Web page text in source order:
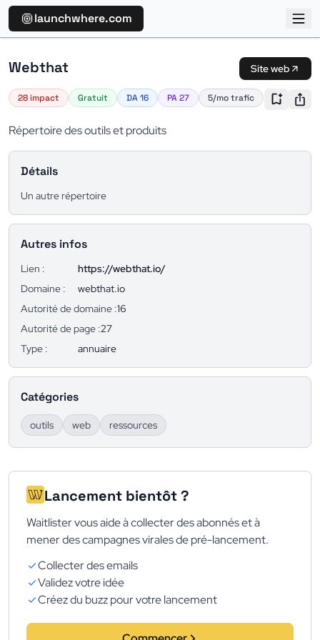
launchwhere.com
Webthat Site web
28 impact Gratuit DA 16 PA 27 5/mo trafic
Répertoire des outils et produits
Détails
Un autre répertoire
Autres infos
Lien :
https://webthat.io/
Domaine :
webthat.io
Autorité de domaine :16
Autorité de page :27
Type :
annuaire
Catégories
outils web ressources
Lancement bientôt ?
Waitlister vous aide à collecter des abonnés et à
mener des campagnes virales de pré-lancement.
Collecter des emails
Validez votre idée
Créez du buzz pour votre lancement